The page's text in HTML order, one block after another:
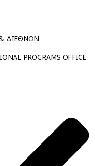
ΔΙΕΘΝΩΝ
PROGRAMS OFFICE